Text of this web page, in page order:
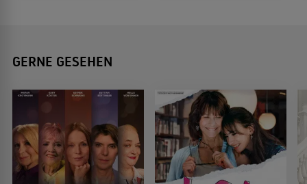
GERNE GESEHEN